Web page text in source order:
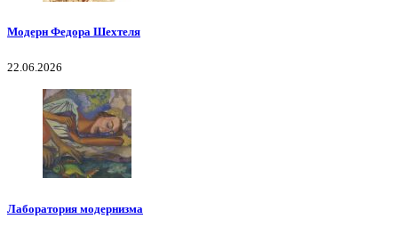
Модерн Федора Шехтеля
22.06.2026
Лаборатория модернизма